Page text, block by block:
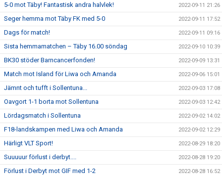
5-0 mot Täby! Fantastisk andra halvlek! 2022-09-11 21:26
Seger hemma mot Täby FK med 5-0 2022-09-11 17:52
Dags för match! 2022-09-11 09:16
Sista hemmamatchen – Täby 16.00 söndag 2022-09-10 10:39
BK30 stöder Barncancerfonden! 2022-09-09 13:31
Match mot Island för Liwa och Amanda 2022-09-06 15:01
Jämnt och tufft i Sollentuna... 2022-09-03 17:08
Oavgort 1-1 borta mot Sollentuna 2022-09-03 12:42
Lördagsmatch i Sollentuna 2022-09-02 14:02
F18-landskampen med Liwa och Amanda 2022-09-02 12:29
Härligt VLT Sport! 2022-08-29 18:20
Suuuuur förlust i derbyt.... 2022-08-28 19:20
Förlust i Derbyt mot GIF med 1-2 2022-08-28 16:52